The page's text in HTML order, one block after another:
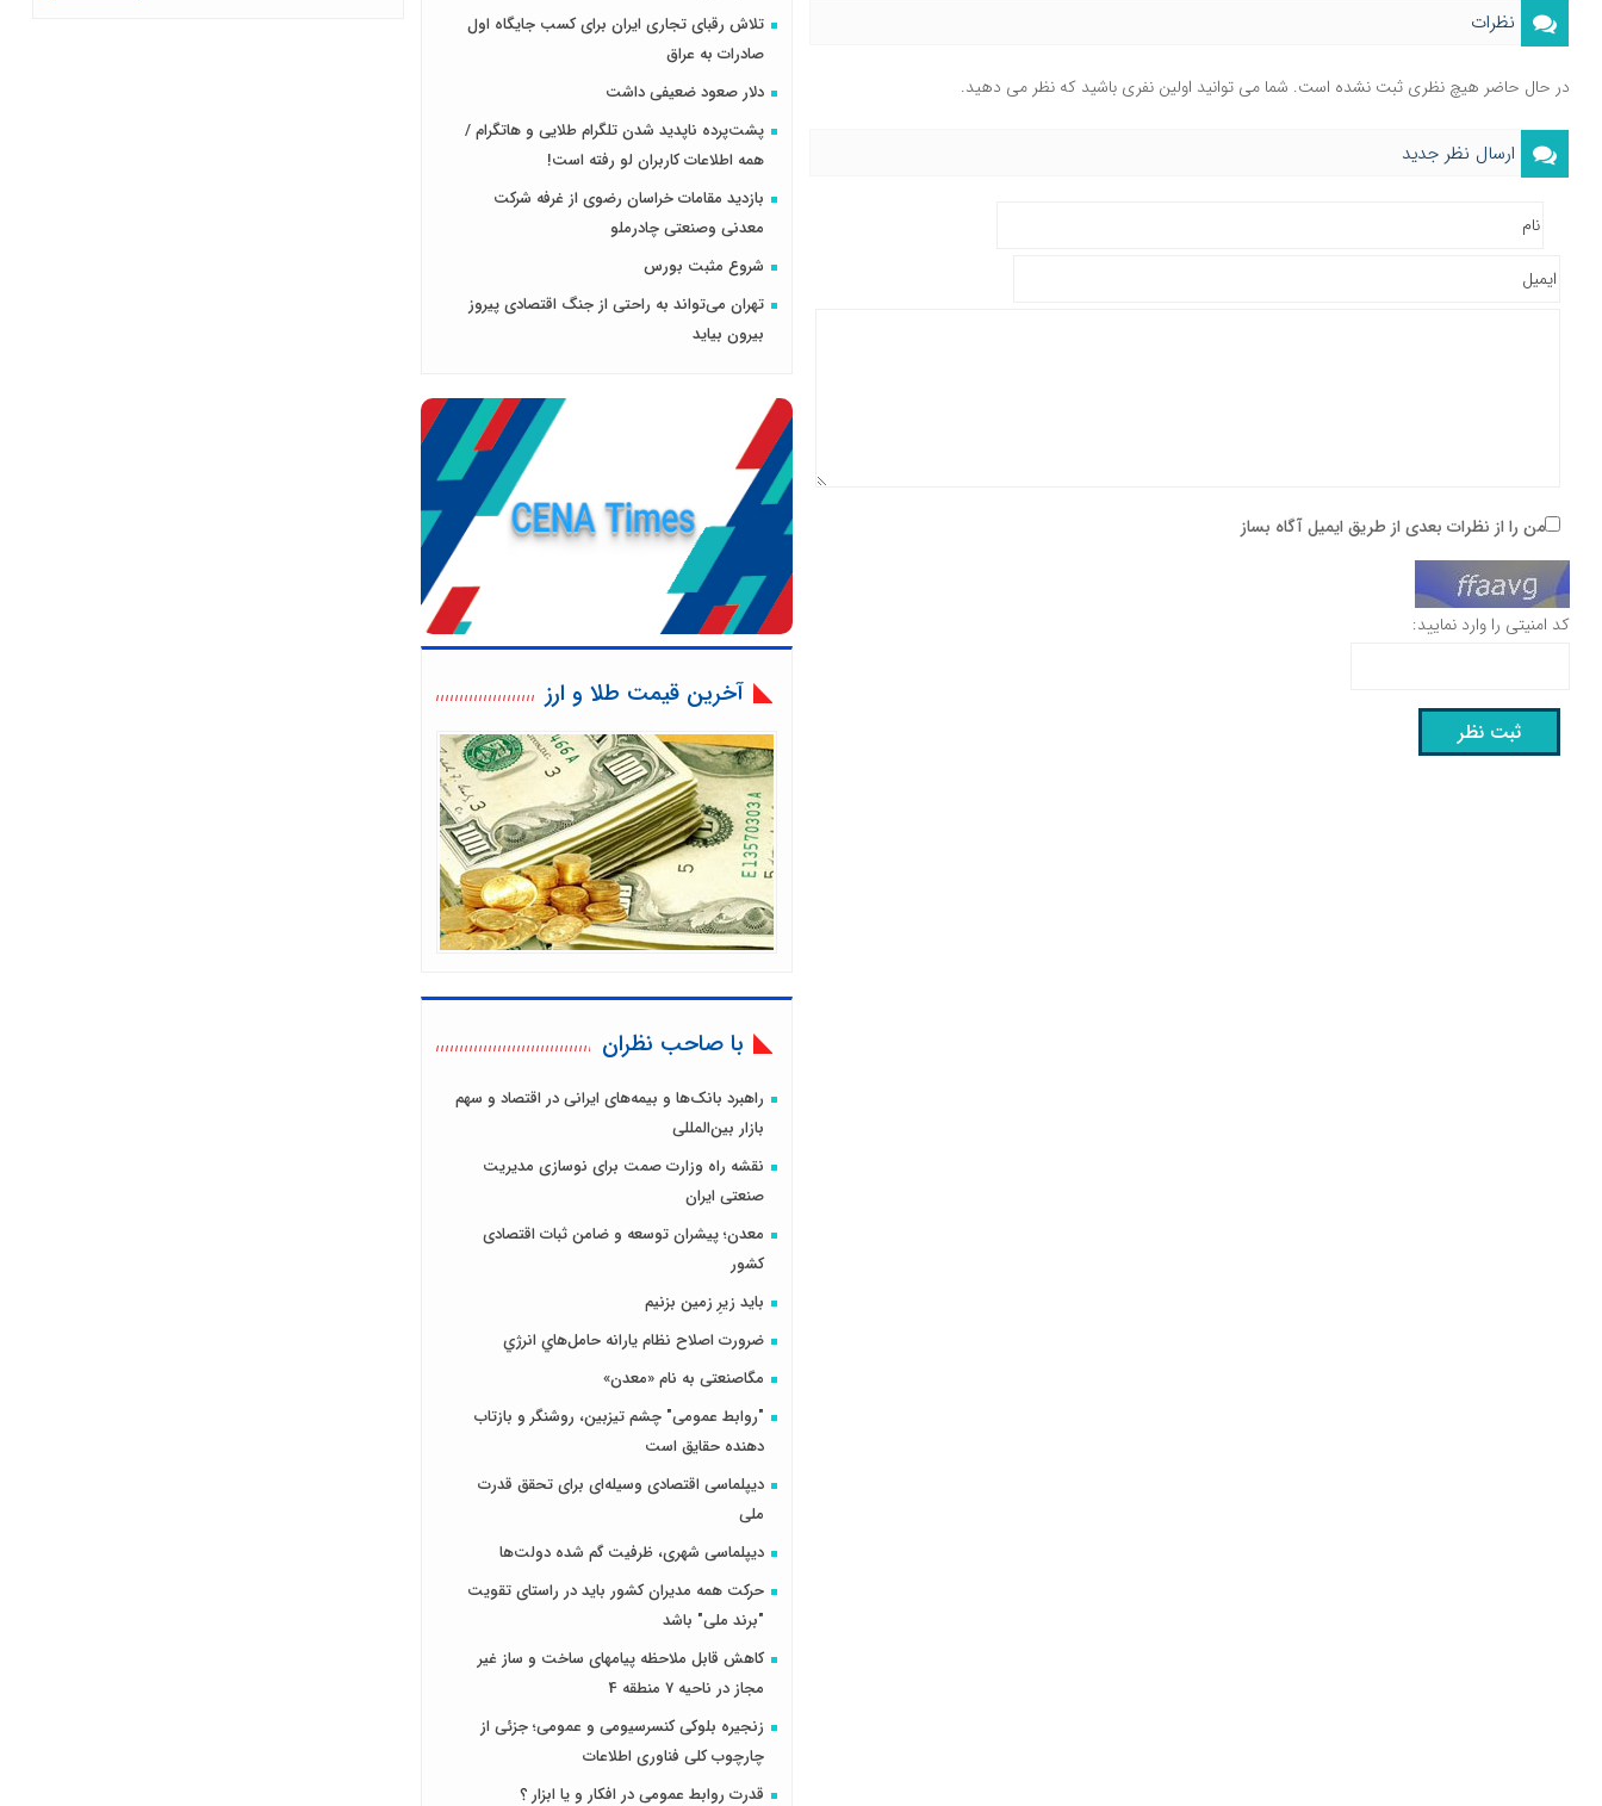
نظرات
در حال حاضر هیچ نظری ثبت نشده است. شما می توانید اولین نفری باشید که نظر می دهید.
ارسال نظر جدید
من را از نظرات بعدی از طریق ایمیل آگاه بساز
کد امنیتی را وارد نمایید:
تلاش رقبای تجاری ایران برای کسب جایگاه اول
صادرات به عراق
دلار صعود ضعیفی داشت
پشت‌پرده‌ ناپدید شدن تلگرام طلایی و هاتگرام /
همه اطلاعات کاربران لو رفته است!
بازدید مقامات خراسان رضوی از غرفه شرکت
معدنی وصنعتی چادرملو
شروع مثبت بورس
تهران می‌تواند به راحتی از جنگ اقتصادی پیروز
بیرون بیاید
آخرین قیمت طلا و ارز
با صاحب نظران
راهبرد بانک‌ها و بیمه‌های ایرانی در اقتصاد و سهم
بازار بین‌المللی
نقشه راه وزارت صمت برای نوسازی مدیریت
صنعتی ایران
معدن؛ پیشران توسعه و ضامن ثبات اقتصادی
کشور
باید زیرِ زمین بزنیم
ضرورت اصلاح نظام يارانه حامل‌هاي انرژي
مگاصنعتی به نام «معدن»
"روابط عمومی" چشم تیزبین، روشنگر و بازتاب
دهنده حقایق است
دیپلماسی اقتصادی وسیله‌ای برای تحقق قدرت
ملی
دیپلماسی شهری، ظرفیت گم شده دولت‌ها
حرکت همه مدیران کشور باید در راستای تقویت
"برند ملی" باشد
کاهش قابل ملاحظه پیامهای ساخت و ساز غیر
مجاز در ناحیه 7 منطقه 4
زنجیره بلوکی کنسرسیومی و عمومی؛ جزئی از
چارچوب کلی فناوری اطلاعات
قدرت روابط عمومی در افکار و یا ابزار ؟